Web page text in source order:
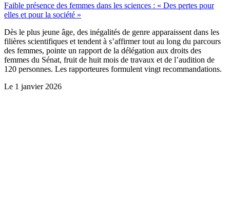
Faible présence des femmes dans les sciences : « Des pertes pour
elles et pour la société »
Dès le plus jeune âge, des inégalités de genre apparaissent dans les
filières scientifiques et tendent à s’affirmer tout au long du parcours
des femmes, pointe un rapport de la délégation aux droits des
femmes du Sénat, fruit de huit mois de travaux et de l’audition de
120 personnes. Les rapporteures formulent vingt recommandations.
Le 1 janvier 2026